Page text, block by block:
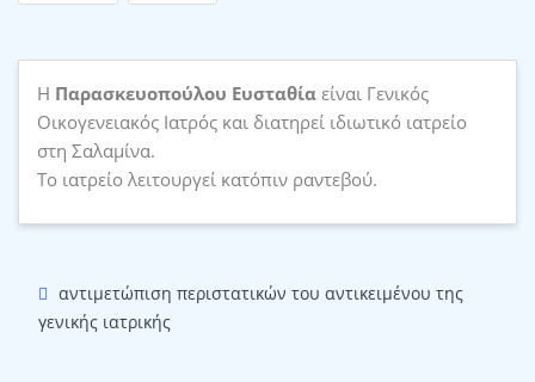
Η Παρασκευοπούλου Ευσταθία είναι Γενικός
Οικογενειακός Ιατρός και διατηρεί ιδιωτικό ιατρείο
στη Σαλαμίνα.
Το ιατρείο λειτουργεί κατόπιν ραντεβού.
αντιμετώπιση περιστατικών του αντικειμένου της
γενικής ιατρικής